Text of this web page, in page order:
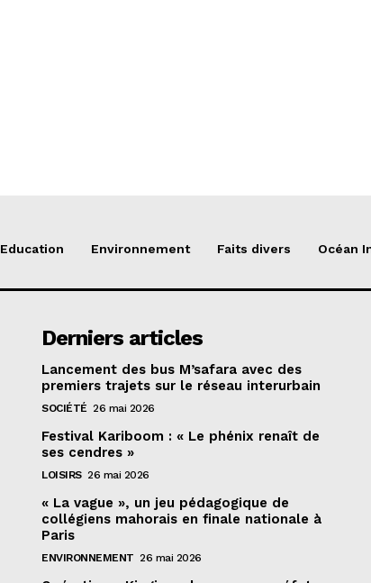
Education Environnement Faits divers Océan
Derniers articles
Lancement des bus M’safara avec des
premiers trajets sur le réseau interurbain
SOCIÉTÉ 26 mai 2026
Festival Kariboom : « Le phénix renaît de
ses cendres »
LOISIRS 26 mai 2026
« La vague », un jeu pédagogique de
collégiens mahorais en finale nationale à
Paris
ENVIRONNEMENT 26 mai 2026